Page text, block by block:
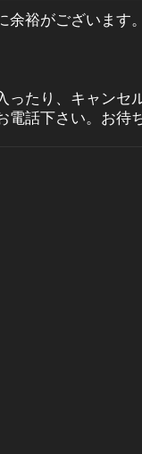
余裕がございます
ったり、キャンセ
電話下さい。お待